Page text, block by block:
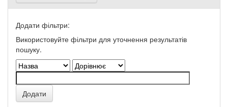
Додати фільтри:
Використовуйте фільтри для уточнення результатів
пошуку.